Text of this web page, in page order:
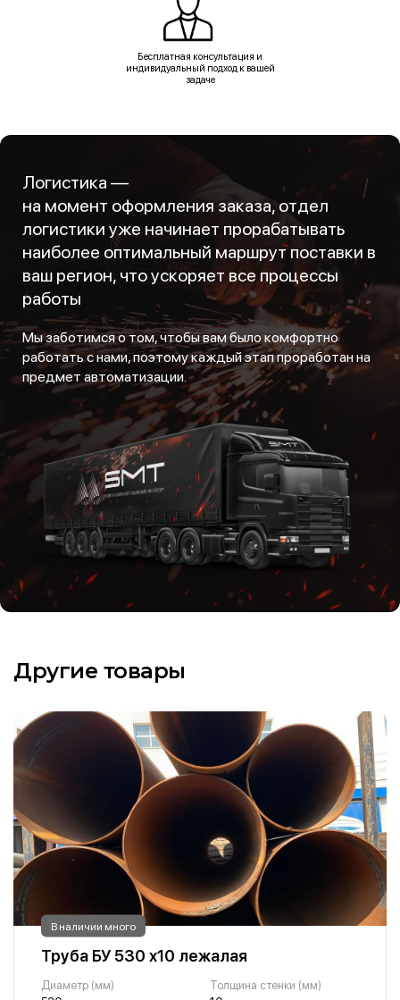
Бесплатная консультация и
индивидуальный подход к вашей
задаче
Логистика —
на момент оформления заказа, отдел
логистики уже начинает прорабатывать
наиболее оптимальный маршрут поставки в
ваш регион, что ускоряет все процессы
работы
Мы заботимся о том, чтобы вам было комфортно
работать с нами, поэтому каждый этап проработан на
предмет автоматизации.
Другие товары
В наличии много
Труба БУ 530 х10 лежалая
Диаметр (мм)
Толщина стенки (мм)